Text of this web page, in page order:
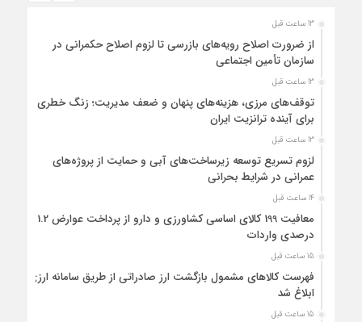
13 ساعت قبل
از ضرورت اصلاح رویه‌های بازرسی تا لزوم اصلاح حکمرانی در
سازمان تأمین اجتماعی
13 ساعت قبل
توقف‌های مرزی، هزینه‌های پنهان و ضعف مدیریت؛ زنگ خطری
برای آینده ترانزیت ایران
13 ساعت قبل
لزوم تسریع توسعه زیرساخت‌های آبی و حمایت از پروژه‌های
عمرانی در شرایط بحرانی
14 ساعت قبل
معافیت 199 کالای اساسی کشاورزی و دارو از پرداخت عوارض 1.2
درصدی واردات
15 ساعت قبل
فهرست کالاهای مشمول بازگشت ارز صادراتی از طریق سامانه ارزی
ابلاغ شد
15 ساعت قبل